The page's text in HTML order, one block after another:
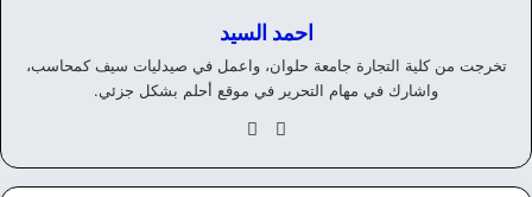
احمد السيد
تخرجت من كلية التجارة جامعة حلوان، واعمل في صيدليات سيف كمحاسب،
واشارك في مهام التحرير في موقع أحلم بشكل جزئي.
موق
الويوك